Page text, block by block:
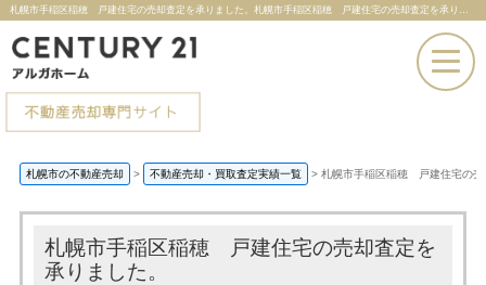
札幌市手稲区稲穂 戸建住宅の売却査定を承りました。札幌市手稲区稲穂 戸建住宅の売却査定を承りました。 |札幌市の不動産売却ならセンチュリー21アルガホーム
札幌市の不動産売却 > 不動産売却・買取査定実績一覧 > 札幌市手稲区稲穂 戸建住宅の売
札幌市手稲区稲穂 戸建住宅の売却査定を
承りました。